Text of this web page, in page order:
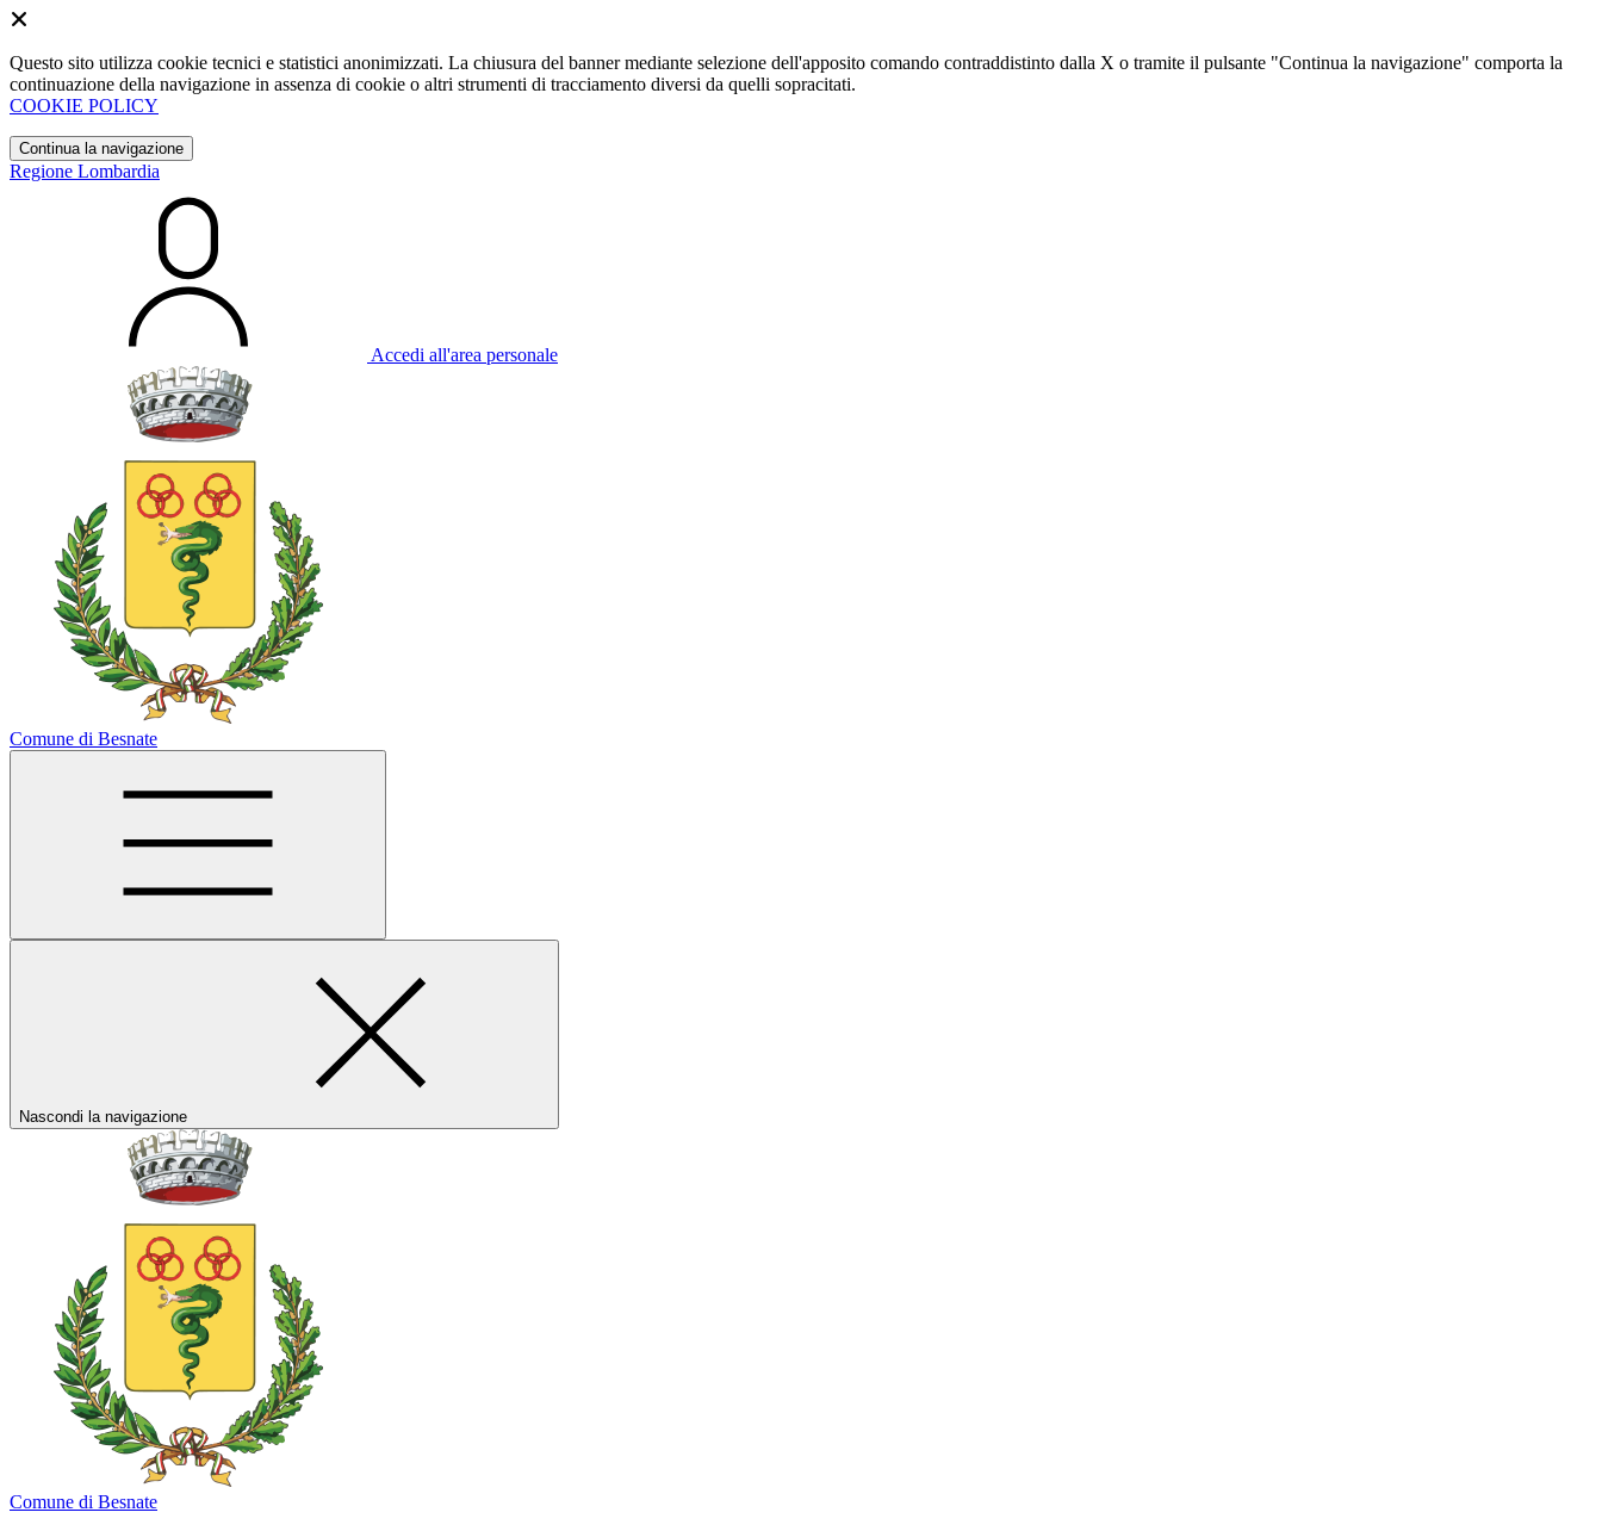
Questo sito utilizza cookie tecnici e statistici anonimizzati. La chiusura del banner mediante selezione dell'apposito comando contraddistinto dalla X o tramite il pulsante "Continua la navigazione" comporta la
continuazione della navigazione in assenza di cookie o altri strumenti di tracciamento diversi da quelli sopracitati.
COOKIE POLICY
Continua la navigazione
Regione Lombardia
Accedi all'area personale
Comune di Besnate
Nascondi la navigazione
Comune di Besnate